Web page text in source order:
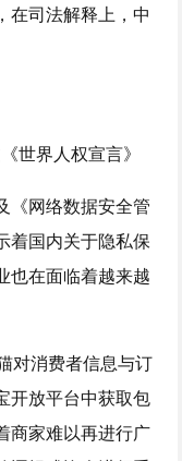
在司法解释上，中
世界人权宣言》
《网络数据安全管
着国内关于隐私保
也在面临着越来越
对消费者信息与订
开放平台中获取包
商家难以再进行广